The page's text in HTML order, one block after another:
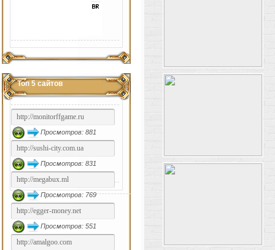
Топ 5 сайтов
Просмотров: 881
Просмотров: 831
Просмотров: 769
Просмотров: 551